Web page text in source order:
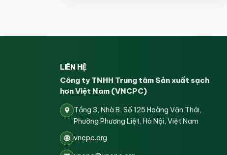
LIÊN HỆ
Công ty TNHH Trung tâm Sản xuất sạch
hơn Việt Nam (VNCPC)
Tầng 3, Nhà B, Số 125 Hoàng Văn Thái,
Phường Phương Liệt, Hà Nội, Việt Nam
vncpc.org